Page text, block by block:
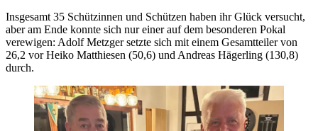
Insgesamt 35 Schützinnen und Schützen haben ihr Glück versucht,
aber am Ende konnte sich nur einer auf dem besonderen Pokal
verewigen: Adolf Metzger setzte sich mit einem Gesamtteiler von
26,2 vor Heiko Matthiesen (50,6) und Andreas Hägerling (130,8)
durch.